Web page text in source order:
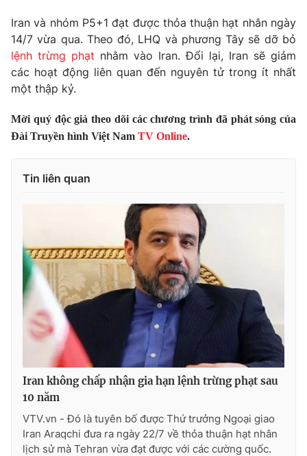
Sản phẩm
Thị trường
Tư vấn
Giao lưu trực tuyến
Lịch phát sóng
Emagazine Podcast
Photo
Shorts video
VTV Money VTV Thể thao
VTV Sức khoẻ Bất động sản
Thị trường 24h Tấm lòng Việt
VTV4 Vươn mình bằng AI
Liên hệ tòa soạn English
Iran và nhóm P5+1 đạt được thỏa thuận hạt nhân ngày
14/7 vừa qua. Theo đó, LHQ và phương Tây sẽ dỡ bỏ
lệnh trừng phạt nhằm vào Iran. Đổi lại, Iran sẽ giảm
các hoạt động liên quan đến nguyên tử trong ít nhất
một thập kỷ.
Mời quý độc giả theo dõi các chương trình đã phát sóng của
Đài Truyền hình Việt Nam TV Online.
Tin liên quan
Iran không chấp nhận gia hạn lệnh trừng phạt sau
10 năm
VTV.vn - Đó là tuyên bố được Thứ trưởng Ngoại giao
Iran Araqchi đưa ra ngày 22/7 về thỏa thuận hạt nhân
lịch sử mà Tehran vừa đạt được với các cường quốc.